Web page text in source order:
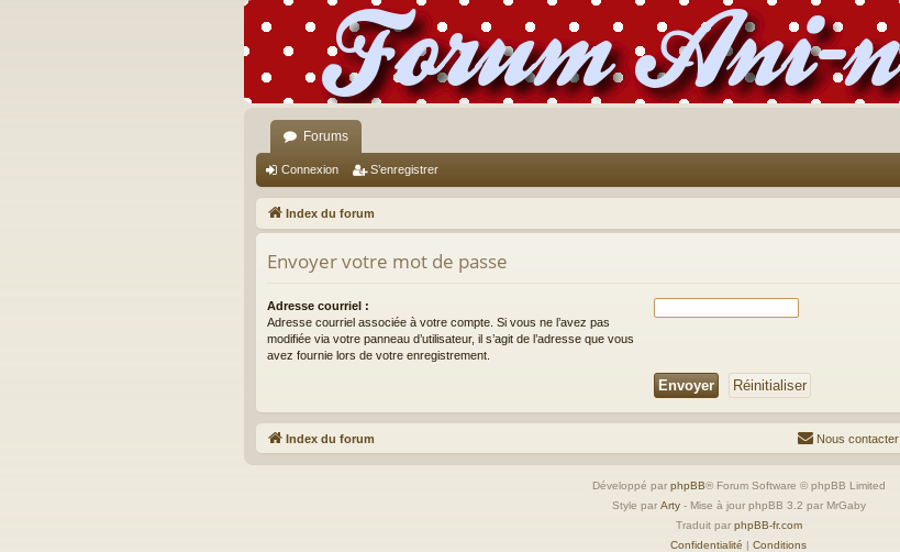
Forums
Connexion S’enregistrer
Index du forum
Envoyer votre mot de passe
Adresse courriel :
Adresse courriel associée à votre compte. Si vous ne l’avez pas
modifiée via votre panneau d’utilisateur, il s’agit de l’adresse que vous
avez fournie lors de votre enregistrement.
Index du forum Nous contacter
Développé par phpBB® Forum Software © phpBB Limited
Style par Arty- Mise à jour phpBB 3.2 par MrGaby
Traduit par phpBB-fr.com
Confidentialité | Conditions